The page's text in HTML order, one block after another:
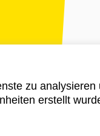
zu
erstellt